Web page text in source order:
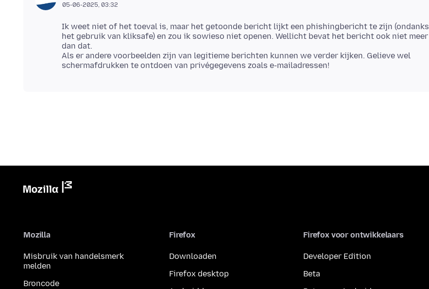
05-06-2025, 03:32
Ik weet niet of het toeval is, maar het getoonde bericht lijkt een phishingbericht te zijn (ondanks
het gebruik van kliksafe) en zou ik sowieso niet openen. Wellicht bevat het bericht ook niet meer
dan dat.
Als er andere voorbeelden zijn van legitieme berichten kunnen we verder kijken. Gelieve wel
Mozilla
Misbruik van handelsmerk
melden
Broncode
Firefox
Downloaden
Firefox desktop
Firefox voor ontwikkelaars
Developer Edition
Beta